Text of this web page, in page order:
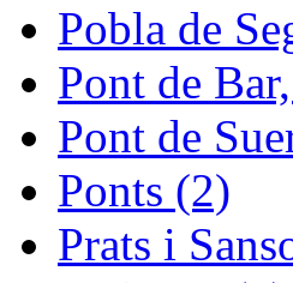
Pobla de
Pont de
Pont de
Ponts (2)
Prats i